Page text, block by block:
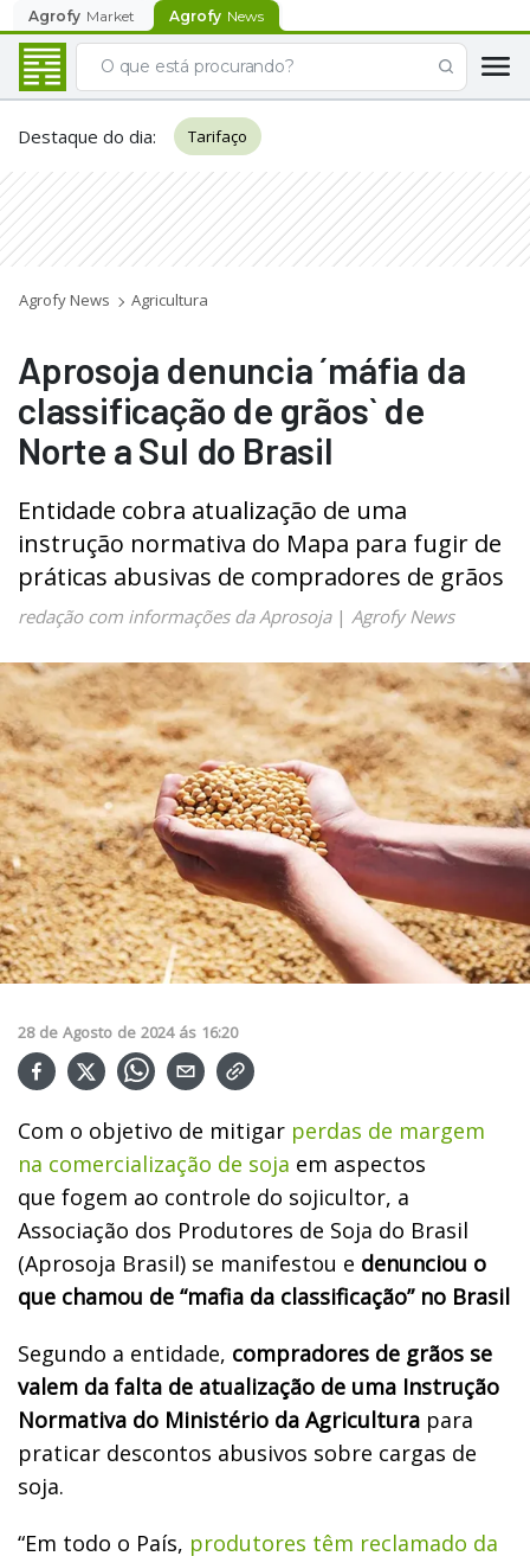
Agrofy Market Agrofy News
Destaque do dia: Tarifaço
Agrofy News Agricultura
Aprosoja denuncia ´máfia da
classificação de grãos` de
Norte a Sul do Brasil
Entidade cobra atualização de uma
instrução normativa do Mapa para fugir de
práticas abusivas de compradores de grãos
redação com informações da Aprosoja| Agrofy News
28 de Agosto de 2024 ás 16:20
Com o objetivo de mitigar perdas de margem
na comercialização de soja em aspectos
que fogem ao controle do sojicultor, a
Associação dos Produtores de Soja do Brasil
(Aprosoja Brasil) se manifestou e denunciou o
que chamou de “mafia da classificação” no Brasil
Segundo a entidade, compradores de grãos se
valem da falta de atualização de uma Instrução
Normativa do Ministério da Agricultura para
praticar descontos abusivos sobre cargas de
soja.
“Em todo o País, produtores têm reclamado da